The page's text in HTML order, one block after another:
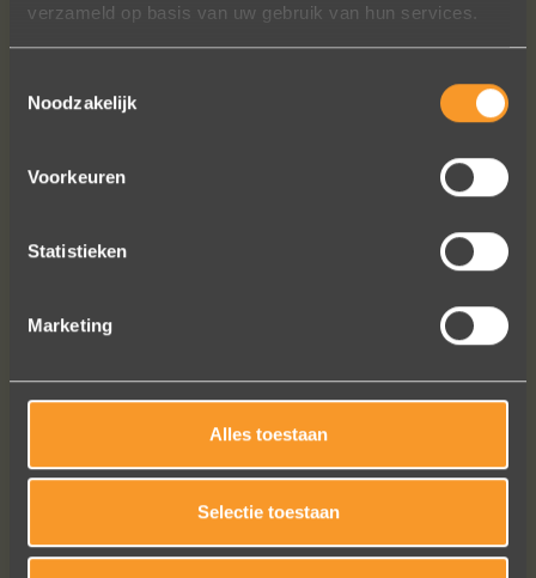
verzameld op basis van uw gebruik van hun services.
Noodzakelijk
Voorkeuren
Statistieken
Marketing
Alles toestaan
Selectie toestaan
Bekijk al onze reviews